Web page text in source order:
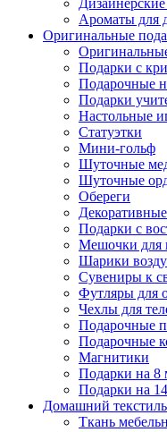
Ароматы для
Оригинальные
Подарки с
Подарочные
Подарки
Настольные
Статуэтки
Мини-гольф
Шуточные
Шуточные
Обереги
Подарки с
Мешочки для
Шарики
Сувениры к
Футляры для
Чехлы для
Подарочные
Подарочные
Магнитики
Подарки на 8
Подарки на
Домашний текстиль
Ткань